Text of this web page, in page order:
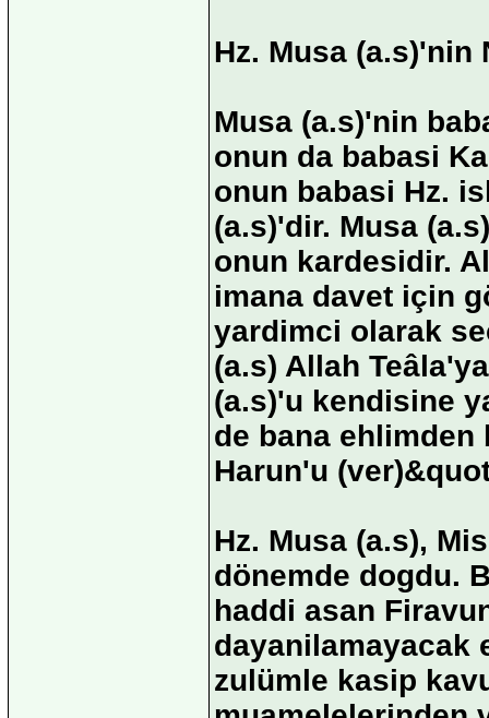
Hz. Musa (a.s)'nin
Musa (a.s)'nin
onun da babasi
onun babasi Hz.
(a.s)'dir. Musa
onun kardesidir.
imana davet için
yardimci olarak
(a.s) Allah
(a.s)'u kendisine
de bana
Harun'u
Hz. Musa (a.s),
dönemde dogdu.
haddi asan
dayanilamayacak
zulümle kasip